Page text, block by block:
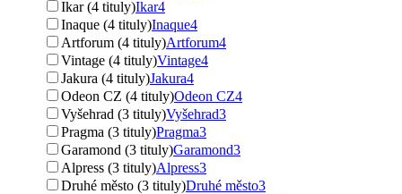
Ikar (4 tituly)Ikar4
Inaque (4 tituly)Inaque4
Artforum (4 tituly)Artforum4
Vintage (4 tituly)Vintage4
Jakura (4 tituly)Jakura4
Odeon CZ (4 tituly)Odeon CZ4
Vyšehrad (3 tituly)Vyšehrad3
Pragma (3 tituly)Pragma3
Garamond (3 tituly)Garamond3
Alpress (3 tituly)Alpress3
Druhé město (3 tituly)Druhé město3